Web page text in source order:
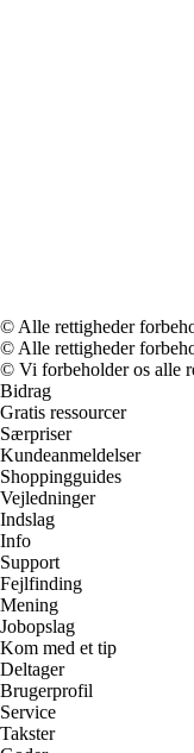
© Alle rettigheder
© Alle rettigheder
© Vi forbeholder os alle
Bidrag
Gratis ressourcer
Særpriser
Kundeanmeldelser
Shoppingguides
Vejledninger
Indslag
Info
Support
Fejlfinding
Mening
Jobopslag
Kom med et tip
Deltager
Brugerprofil
Service
Takster